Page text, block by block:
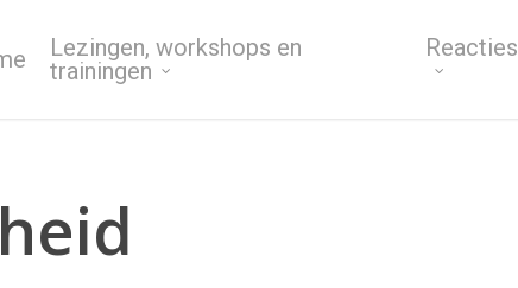
Lezingen, workshops en
trainingen
Reacties